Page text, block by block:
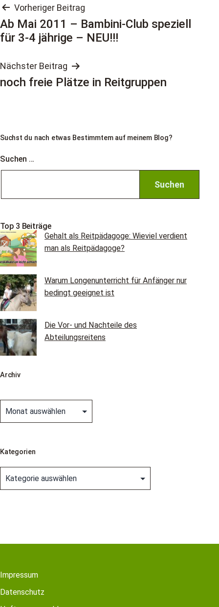
Beitragsnavigation
Vorheriger Beitrag
Ab Mai 2011 – Bambini-Club speziell
für 3-4 jährige – NEU!!!
Nächster Beitrag
noch freie Plätze in Reitgruppen
Suchst du nach etwas Bestimmtem auf meinem Blog?
Suchen …
Top 3 Beiträge
Gehalt als Reitpädagoge: Wieviel verdient
man als Reitpädagoge?
Warum Longenunterricht für Anfänger nur
bedingt geeignet ist
Die Vor- und Nachteile des
Abteilungsreitens
Archiv
Kategorien
Impressum
Datenschutz